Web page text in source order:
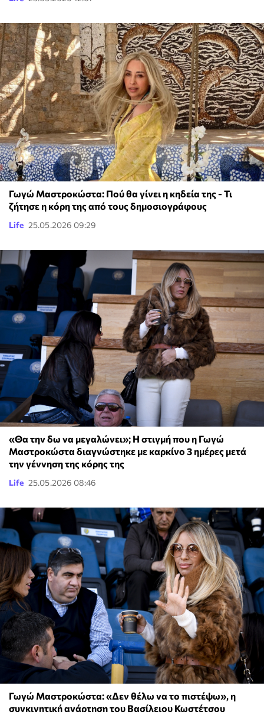
Γωγώ Μαστροκώστα: Πού θα γίνει η κηδεία της - Τι
ζήτησε η κόρη της από τους δημοσιογράφους
Life 25.05.2026 09:29
«Θα την δω να μεγαλώνει»; Η στιγμή που η Γωγώ
Μαστροκώστα διαγνώστηκε με καρκίνο 3 ημέρες μετά
την γέννηση της κόρης της
Life 25.05.2026 08:46
Γωγώ Μαστροκώστα: «Δεν θέλω να το πιστέψω», η
συγκινητική ανάρτηση του Βασίλειου Κωστέτσου